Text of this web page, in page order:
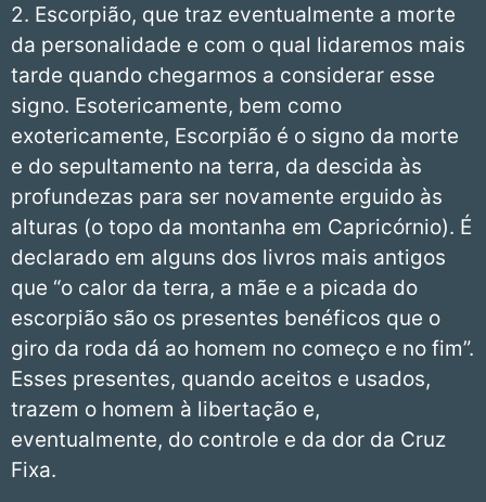
2. Escorpião, que traz eventualmente a morte
da personalidade e com o qual lidaremos mais
tarde quando chegarmos a considerar esse
signo. Esotericamente, bem como
exotericamente, Escorpião é o signo da morte
e do sepultamento na terra, da descida às
profundezas para ser novamente erguido às
alturas (o topo da montanha em Capricórnio). É
declarado em alguns dos livros mais antigos
que “o calor da terra, a mãe e a picada do
escorpião são os presentes benéficos que o
giro da roda dá ao homem no começo e no fim”.
Esses presentes, quando aceitos e usados,
trazem o homem à libertação e,
eventualmente, do controle e da dor da Cruz
Fixa.